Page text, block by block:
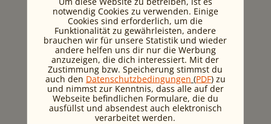
Hilfstöne gegründet, weil ich selbst erlebt
habe, wie es ist, wenn man Hilfe braucht.“
Für ihn ist Netzwerken ein Akt der
Menschlichkeit. Und genau das macht
sein Netzwerk so stark: Es basiert auf
Authentizität, Vertrauen und echter
Verbindung.
DURCHHALTEN TROTZ
notwendig Cookies zu verwenden. Einige
Cookies sind erforderlich, um die
Funktionalität zu gewährleisten, andere
brauchen wir für unsere Statistik und wieder
andere helfen uns dir nur die Werbung
anzuzeigen, die dich interessiert. Mit der
Zustimmung bzw. Speicherung stimmst du
auch den Datenschutzbedingungen (PDF)zu
und nimmst zur Kenntnis, dass alle auf der
Webseite befindlichen Formulare, die du
ausfüllst und absendest auch elektronisch
verarbeitet werden.